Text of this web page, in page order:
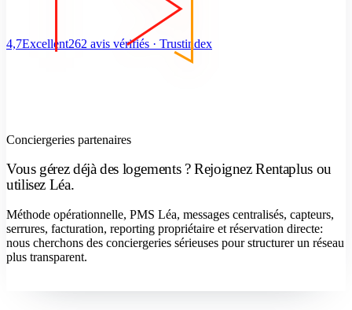
4,7Excellent262 avis vérifiés · Trustindex
Conciergeries partenaires
Vous gérez déjà des logements ? Rejoignez Rentaplus ou
utilisez Léa.
Méthode opérationnelle, PMS Léa, messages centralisés, capteurs,
serrures, facturation, reporting propriétaire et réservation directe:
nous cherchons des conciergeries sérieuses pour structurer un réseau
plus transparent.